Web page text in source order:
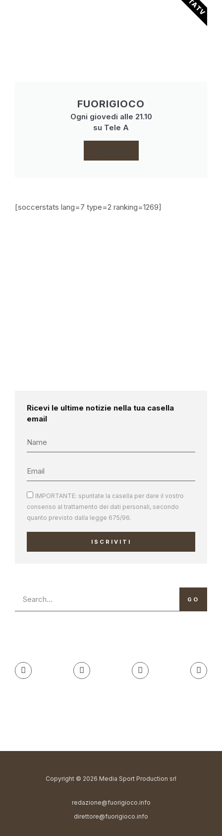
FUORIGIOCO
Ogni giovedi alle 21.10
su Tele A
CLICCA
[soccerstats lang=7 type=2 ranking=1269]
Ricevi le ultime notizie nella tua casella
email
IMPORTANTE: spuntate la casella per dare il vostro
consenso al trattamento dei dati personali, secondo
quanto previsto dalla legge 675/96.
ISCRIVITI
GO
Copyright © 2026 Media Sport Production srl
redazione@fuorigioco.info
direttore@fuorigioco.info